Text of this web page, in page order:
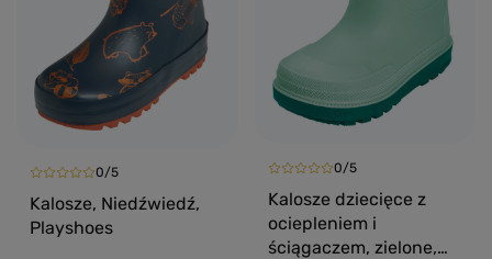
0/5
Kalosze, Niedźwiedź,
Playshoes
0/5
Kalosze dziecięce z
ociepleniem i
ściągaczem, zielone,